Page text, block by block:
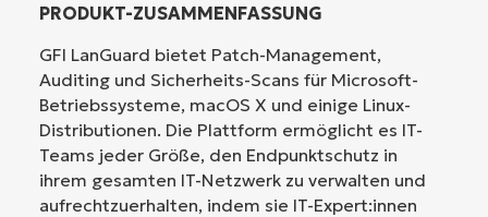
PRODUKT-ZUSAMMENFASSUNG
GFI LanGuard bietet Patch-Management,
Auditing und Sicherheits-Scans für Microsoft-
Betriebssysteme, macOS X und einige Linux-
Distributionen. Die Plattform ermöglicht es IT-
Teams jeder Größe, den Endpunktschutz in
ihrem gesamten IT-Netzwerk zu verwalten und
aufrechtzuerhalten, indem sie IT-Expert:innen